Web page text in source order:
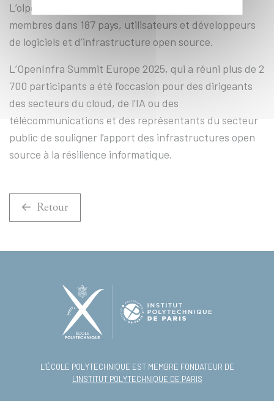
L’olpenInfra Foundation fédère plus de 110 000
membres dans 187 pays, utilisateurs et développeurs
de logiciels et d’infrastructure open source.
L’OpenInfra Summit Europe 2025, qui a réuni plus de 2
700 participants a été l’occasion pour des dirigeants
des secteurs du cloud, de l’IA ou des
télécommunications et des représentants du secteur
public de souligner l’apport des infrastructures open
source à la résilience informatique.
Retour
L’ÉCOLE POLYTECHNIQUE EST MEMBRE FONDATEUR DE
L'INSTITUT POLYTECHNIQUE DE PARIS